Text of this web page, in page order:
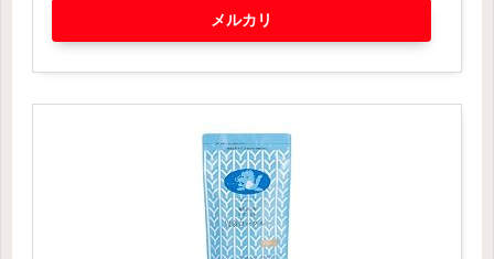
メルカリ